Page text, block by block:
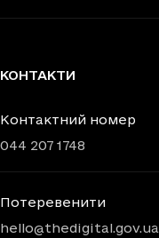
КОНТАКТИ
Контактний номер
044 207 1748
Потеревенити
hello@thedigital.gov.ua